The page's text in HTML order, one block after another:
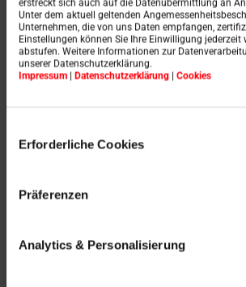
erstreckt sich auch auf die Datenübermittlung an
Unter dem aktuell geltenden
Unternehmen, die von uns Daten empfangen,
Einstellungen können Sie Ihre Einwilligung jederzeit
abstufen. Weitere Informationen zur
unserer Datenschutzerklärung.
Impressum | Datenschutzerklärung | Cookies
Erforderliche Cookies
Präferenzen
Analytics & Personalisierung
Designo R8 D – obytný
ZIP
Designo R1 – fasádne okno na
okna